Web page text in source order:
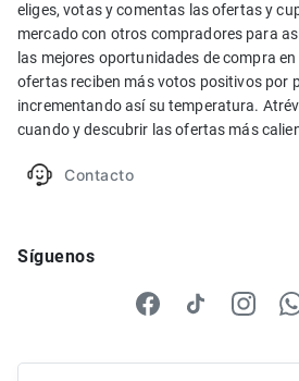
eliges, votas y comentas las ofertas y
mercado con otros compradores para
las mejores oportunidades de compra
ofertas reciben más votos positivos por
incrementando así su temperatura.
cuando y descubrir las ofertas más
Contacto
Síguenos